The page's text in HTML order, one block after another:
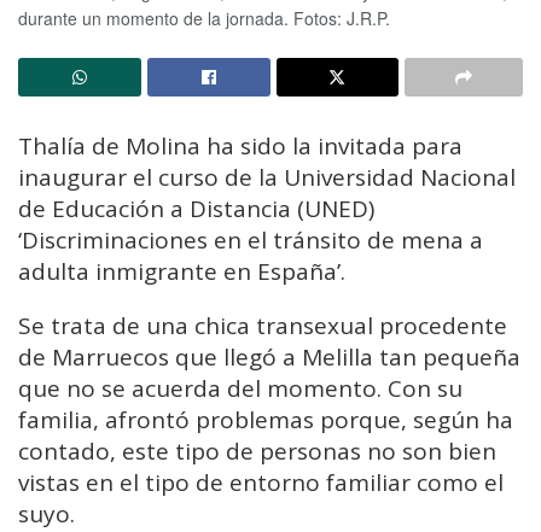
durante un momento de la jornada. Fotos: J.R.P.
Thalía de Molina ha sido la invitada para
inaugurar el curso de la Universidad Nacional
de Educación a Distancia (UNED)
‘Discriminaciones en el tránsito de mena a
adulta inmigrante en España’.
Se trata de una chica transexual procedente
de Marruecos que llegó a Melilla tan pequeña
que no se acuerda del momento. Con su
familia, afrontó problemas porque, según ha
contado, este tipo de personas no son bien
vistas en el tipo de entorno familiar como el
suyo.